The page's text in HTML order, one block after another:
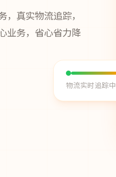
真实物流追踪，
业务，省心省力降
物流实时追踪中